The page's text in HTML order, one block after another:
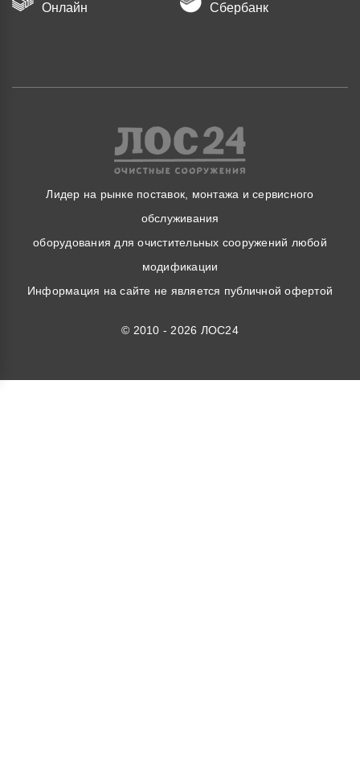
Онлайн
Сбербанк
Лидер на рынке поставок, монтажа и сервисного
обслуживания
оборудования для очистительных сооружений любой
модификации
Информация на сайте не является публичной офертой
© 2010 - 2026 ЛОС24